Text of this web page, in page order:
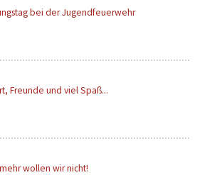
bei der Jugendfeuerwehr
Freunde und viel Spaß...
wollen wir nicht!